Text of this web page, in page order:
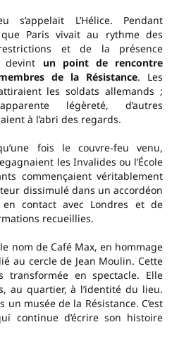
L’Hélice. Pendant
que Paris vivait au rythme des
et de la présence
devint un point de rencontre
de la Résistance. Les
les soldats allemands ;
légèreté, d’autres
à l’abri des regards.
fois le couvre-feu venu,
les Invalides ou l’École
commençaient véritablement
dissimulé dans un accordéon
en contact avec Londres et de
recueillies.
nom de Café Max, en hommage
au cercle de Jean Moulin. Cette
transformée en spectacle. Elle
au quartier, à l’identité du lieu.
un musée de la Résistance. C’est
continue d’écrire son histoire